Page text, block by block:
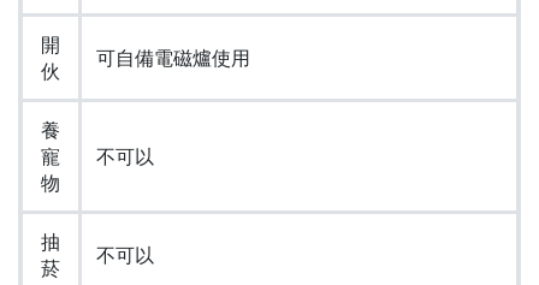
開
伙
可自備電磁爐使用
養
寵
物
不可以
抽
菸
不可以